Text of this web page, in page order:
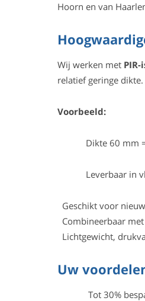
Hoorn en van
Wij werken met
relatief geringe dikte.
Voorbeeld:
Dikte 60 mm =
Leverbaar in
Geschikt voor
Combineerbaar
Lichtgewicht,
Uw
Tot 30%